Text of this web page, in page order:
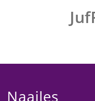
Naailes